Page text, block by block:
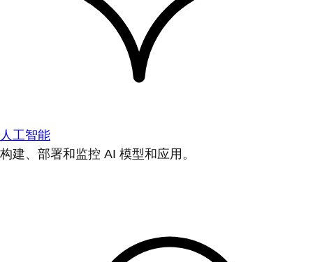
人工智能
构建、部署和监控 AI 模型和应用。